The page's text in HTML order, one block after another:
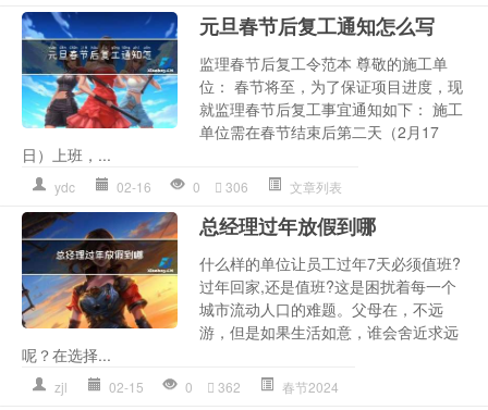
元旦春节后复工通知怎么写
监理春节后复工令范本 尊敬的施工单
位： 春节将至，为了保证项目进度，现
就监理春节后复工事宜通知如下： 施工
单位需在春节结束后第二天（2月17
日）上班，...
ydc 02-16 0 306 文章列表
总经理过年放假到哪
什么样的单位让员工过年7天必须值班?
过年回家,还是值班?这是困扰着每一个
城市流动人口的难题。父母在，不远
游，但是如果生活如意，谁会舍近求远
呢？在选择...
zjl 02-15 0 362 春节2024